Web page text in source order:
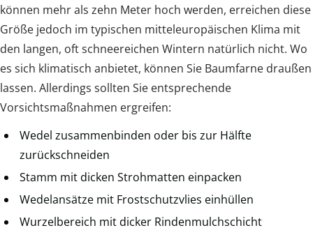
können mehr als zehn Meter hoch werden, erreichen diese
Größe jedoch im typischen mitteleuropäischen Klima mit
den langen, oft schneereichen Wintern natürlich nicht. Wo
es sich klimatisch anbietet, können Sie Baumfarne draußen
lassen. Allerdings sollten Sie entsprechende
Vorsichtsmaßnahmen ergreifen:
Wedel zusammenbinden oder bis zur Hälfte
zurückschneiden
Stamm mit dicken Strohmatten einpacken
Wedelansätze mit Frostschutzvlies einhüllen
Wurzelbereich mit dicker Rindenmulchschicht